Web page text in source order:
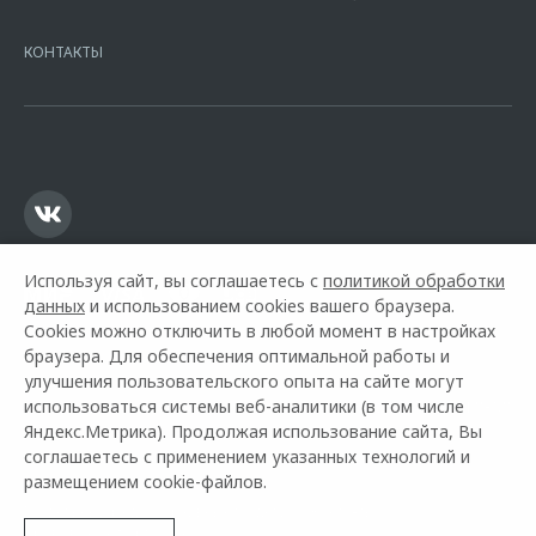
16.01.2015. Предложение ограничено и не является публичной
КОНТАКТЫ
Горячая линия OMODA: +7 (3435) 47-18-08
© 2026 Оками Тагил
Используя сайт, вы соглашаетесь с политикой обработки
данных и использованием cookies вашего браузера.
Cookies можно отключить в любой момент в настройках
браузера. Для обеспечения оптимальной работы и
улучшения пользовательского опыта на сайте могут
использоваться системы веб-аналитики (в том числе
Яндекс.Метрика). Продолжая использование сайта, Вы
соглашаетесь с применением указанных технологий и
размещением cookie-файлов.